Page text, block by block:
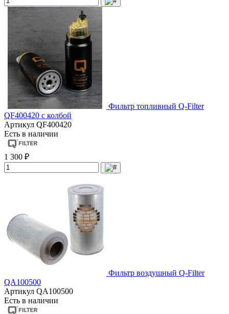
Фильтр топливный Q-Filter
QF400420 с колбой
Артикул QF400420
Есть в наличии
1 300 ₽
Фильтр воздушный Q-Filter
QA100500
Артикул QA100500
Есть в наличии